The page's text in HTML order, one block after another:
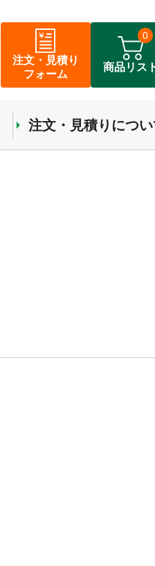
注文・見積り
フォーム
商品リス
0
注文・見積りにつ